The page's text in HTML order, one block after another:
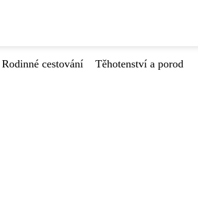
Rodinné cestování
Těhotenství a porod